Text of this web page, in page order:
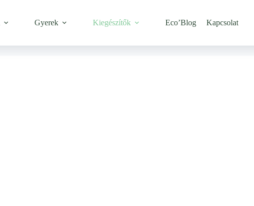
Gyerek Kiegészítők Eco’Blog Kapcsolat